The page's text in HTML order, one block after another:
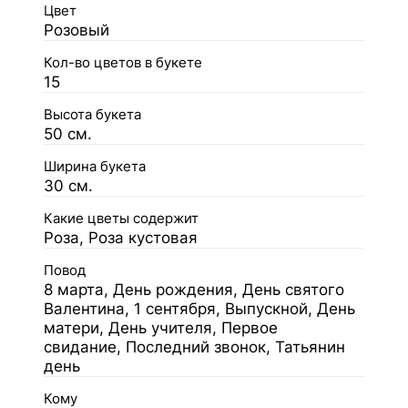
Цвет
Розовый
Кол-во цветов в букете
15
Высота букета
50 см.
Ширина букета
30 см.
Какие цветы содержит
Роза, Роза кустовая
Повод
8 марта, День рождения, День святого
Валентина, 1 сентября, Выпускной, День
матери, День учителя, Первое
свидание, Последний звонок, Татьянин
день
Кому